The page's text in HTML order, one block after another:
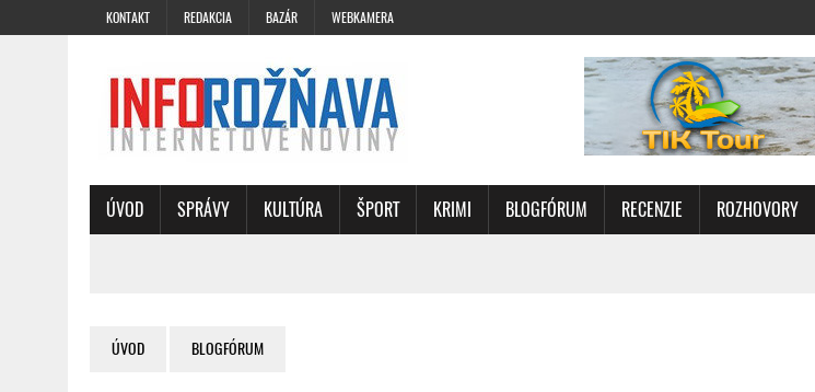
KONTAKT REDAKCIA BAZÁR WEBKAMERA
ÚVOD SPRÁVY KULTÚRA ŠPORT KRIMI BLOGFÓRUM RECENZIE ROZHOVORY
ÚVOD BLOGFÓRUM